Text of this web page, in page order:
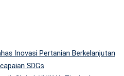
Inovasi Pertanian Berkelanjutan
SDGs